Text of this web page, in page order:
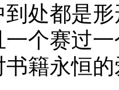
处都是形
个赛过
书籍永恒